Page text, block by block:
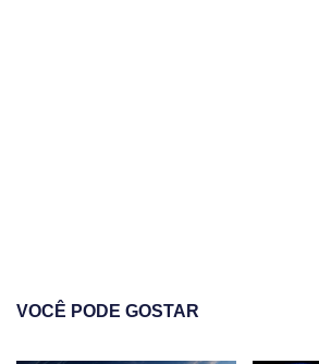
VOCÊ PODE GOSTAR